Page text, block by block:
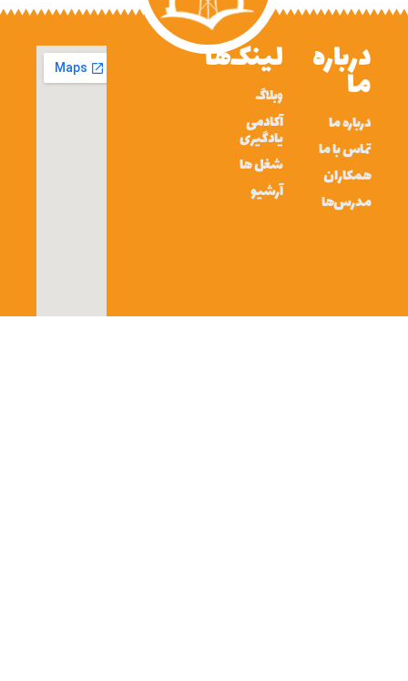
درباره
ما
درباره ما
تماس با ما
همکاران
مدرس‌ها
لینک‌ها
وبلاگ
آکادمی
یادگیری
شغل ها
آرشیو